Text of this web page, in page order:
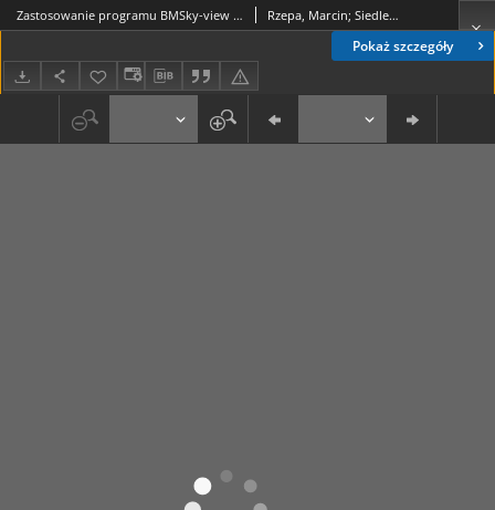
Pokaż szczegóły
Zastosowanie programu BMSky-view do obliczania współczynnika widoku nieba w centrum Łodzi Rzepa, Marcin; Siedlecki, Mariusz; Gromek, Bartosz